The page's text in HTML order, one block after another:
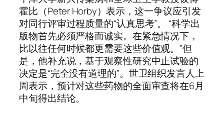
霍比（Peter Horby）表示，这一争议应引发
对同行评审过程质量的“认真思考”。 “科学出
版物首先必须严格而诚实。在紧急情况下，
比以往任何时候都更需要这些价值观。”但
是，他补充说，基于观察性研究中止试验的
决定是“完全没有道理的”。世卫组织发言人上
周表示，预计对这些药物的全面审查将在6月
中旬得出结论。